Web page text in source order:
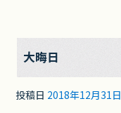
大晦日
投稿日 2018年12月31日